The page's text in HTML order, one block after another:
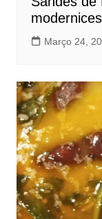
modernices
Março 24,